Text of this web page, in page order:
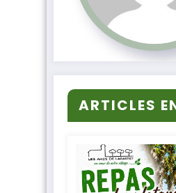
ARTICLES